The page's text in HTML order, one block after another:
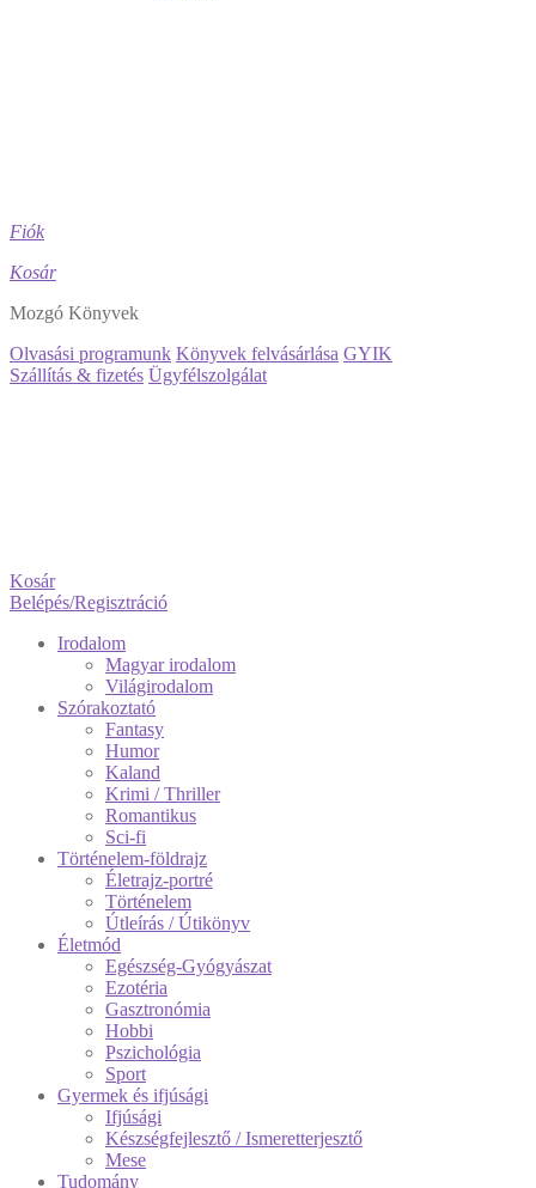
Fiók
Kosár
Mozgó Könyvek
Olvasási programunk Könyvek felvásárlása GYIK
Szállítás & fizetés Ügyfélszolgálat
Kosár
Belépés/Regisztráció
Irodalom
Magyar irodalom
Világirodalom
Szórakoztató
Fantasy
Humor
Kaland
Krimi / Thriller
Romantikus
Sci-fi
Történelem-földrajz
Életrajz-portré
Történelem
Útleírás / Útikönyv
Életmód
Egészség-Gyógyászat
Ezotéria
Gasztronómia
Hobbi
Pszichológia
Sport
Gyermek és ifjúsági
Ifjúsági
Készségfejlesztő / Ismeretterjesztő
Mese
Tudomány